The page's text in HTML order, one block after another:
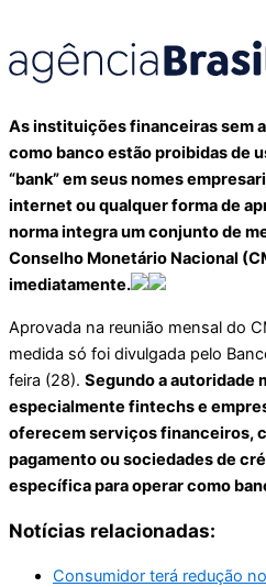
As instituições financeiras sem
como banco estão proibidas de
“bank” em seus nomes
internet ou qualquer forma de
norma integra um conjunto de
Conselho Monetário Nacional
imediatamente.
Aprovada na reunião mensal do
medida só foi divulgada pelo
feira (28). Segundo a autoridade
especialmente fintechs e
oferecem serviços financeiros,
pagamento ou sociedades de
específica para operar como
Notícias relacionadas:
Consumidor terá redução